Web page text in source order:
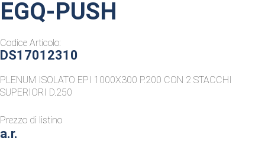
EGQ-PUSH
Codice Articolo:
DS17012310
PLENUM ISOLATO EPI 1000X300 P.200 CON 2 STACCHI
SUPERIORI D.250
Prezzo di listino
a.r.